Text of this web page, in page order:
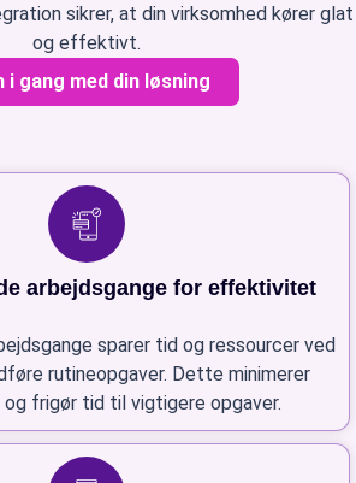
sikrer, at din virksomhed kører glat
og effektivt.
i gang med din løsning
arbejdsgange for effektivitet
sparer tid og ressourcer ved
rutineopgaver. Dette minimerer
frigør tid til vigtigere opgaver.